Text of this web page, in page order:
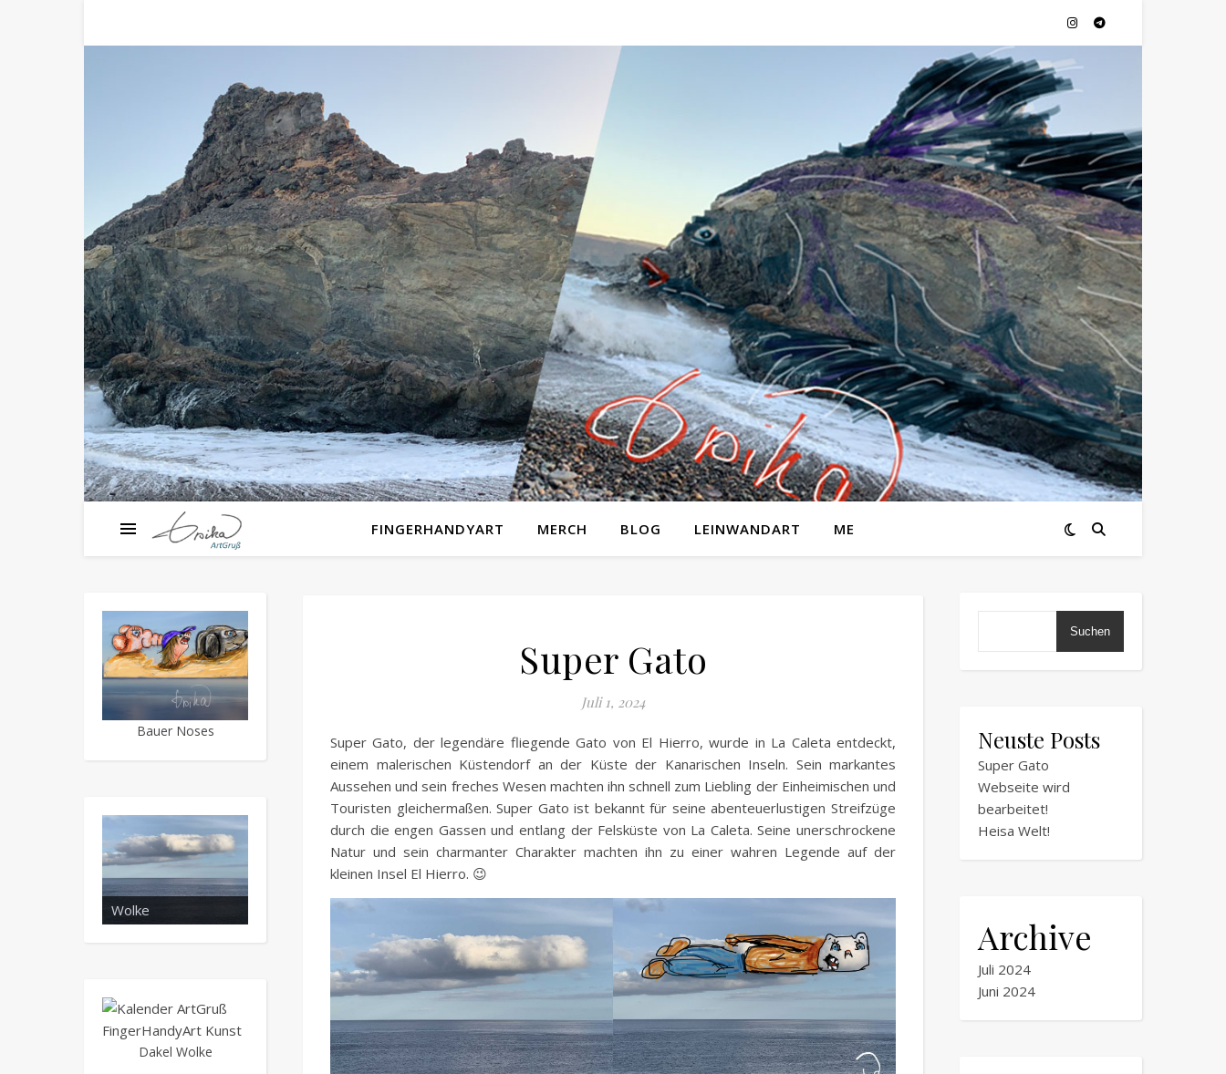
FINGERHANDYART MERCH BLOG LEINWANDART ME
Bauer Noses
Wolke
Dakel Wolke
Super Gato
Juli 1, 2024
Super Gato, der legendäre fliegende Gato von El Hierro, wurde in La Caleta entdeckt,
einem malerischen Küstendorf an der Küste der Kanarischen Inseln. Sein markantes
Aussehen und sein freches Wesen machten ihn schnell zum Liebling der Einheimischen und
Touristen gleichermaßen. Super Gato ist bekannt für seine abenteuerlustigen Streifzüge
durch die engen Gassen und entlang der Felsküste von La Caleta. Seine unerschrockene
Natur und sein charmanter Charakter machten ihn zu einer wahren Legende auf der
kleinen Insel El Hierro. 😉
Suchen
Neuste Posts
Super Gato
Webseite wird
bearbeitet!
Heisa Welt!
Archive
Juli 2024
Juni 2024